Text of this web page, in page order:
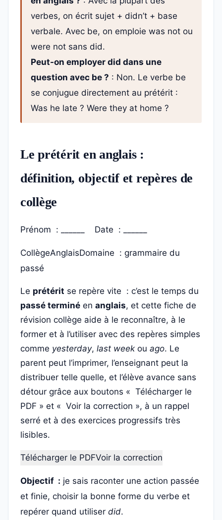
verbes, on écrit sujet + didn’t + base
verbale. Avec be, on emploie was not ou
were not sans did.
Peut-on employer did dans une
question avec be ? : Non. Le verbe be
se conjugue directement au prétérit :
Was he late ? Were they at home ?
Le prétérit en anglais :
définition, objectif et repères de
collège
Prénom : ______ Date : ______
CollègeAnglaisDomaine : grammaire du
passé
Le prétérit se repère vite : c’est le temps du
passé terminé en anglais, et cette fiche de
révision collège aide à le reconnaître, à le
former et à l’utiliser avec des repères simples
comme yesterday, last week ou ago. Le
parent peut l’imprimer, l’enseignant peut la
distribuer telle quelle, et l’élève avance sans
détour grâce aux boutons « Télécharger le
PDF » et « Voir la correction », à un rappel
serré et à des exercices progressifs très
lisibles.
Télécharger le PDFVoir la correction
Objectif : je sais raconter une action passée
et finie, choisir la bonne forme du verbe et
repérer quand utiliser did.